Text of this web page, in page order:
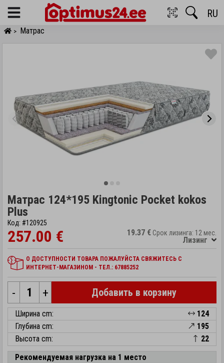
Menu RU
> Матрас
Матрас 124*195 Kingtonic Pocket kokos
Plus
Код: #120925
257.00 € 19.37 € Срок лизинга: 12 мес.
Лизинг
О ДОСТУПНОСТИ ТОВАРА ПОЖАЛУЙСТА СВЯЖИТЕСЬ С
ИНТЕРНЕТ-МАГАЗИНОМ - ТЕЛ.: 67885252
- + Добавить в корзину
Ширина cm:
124
Глубина cm:
195
Высота cm:
22
Рекомендуемая нагрузка на 1 место